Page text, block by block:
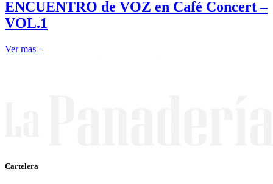
ENCUENTRO de VOZ en Café Concert –
VOL.1
Ver mas +
Cartelera